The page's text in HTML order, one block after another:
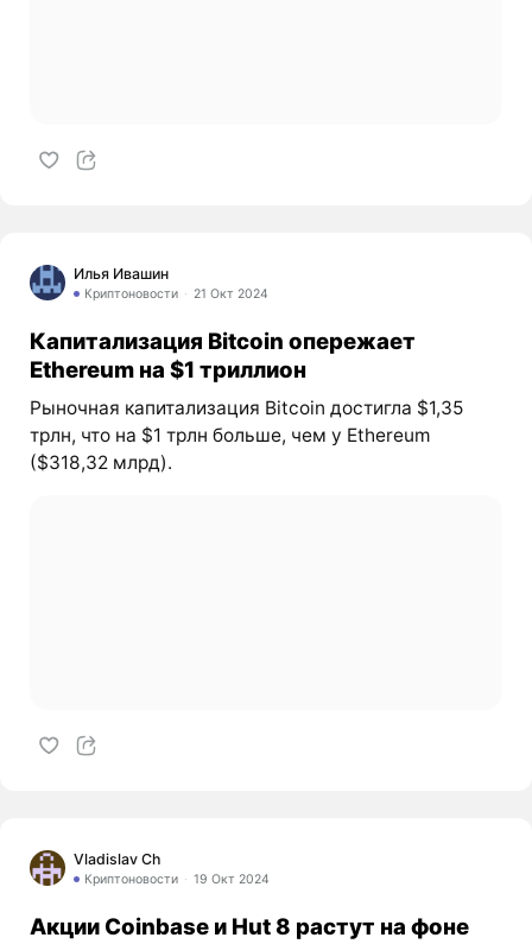
Илья Ивашин
Криптоновости 21 Окт 2024
Капитализация Bitcoin опережает
Ethereum на $1 триллион
Рыночная капитализация Bitcoin достигла $1,35
трлн, что на $1 трлн больше, чем у Ethereum
($318,32 млрд).
Vladislav Ch
Криптоновости 19 Окт 2024
Акции Coinbase и Hut 8 растут на фоне